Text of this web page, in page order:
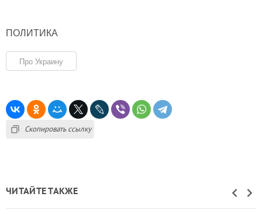
ПОЛИТИКА
Про Украину
Скопировать ссылку
ЧИТАЙТЕ ТАКЖЕ